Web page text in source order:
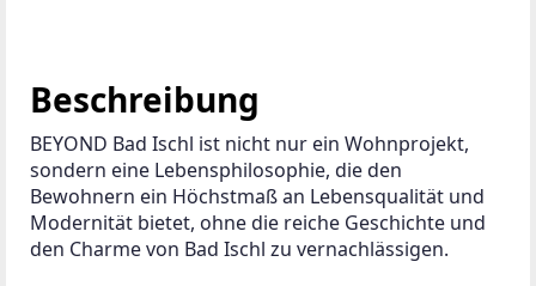
Beschreibung
BEYOND Bad Ischl ist nicht nur ein Wohnprojekt,
sondern eine Lebensphilosophie, die den
Bewohnern ein Höchstmaß an Lebensqualität und
Modernität bietet, ohne die reiche Geschichte und
den Charme von Bad Ischl zu vernachlässigen.